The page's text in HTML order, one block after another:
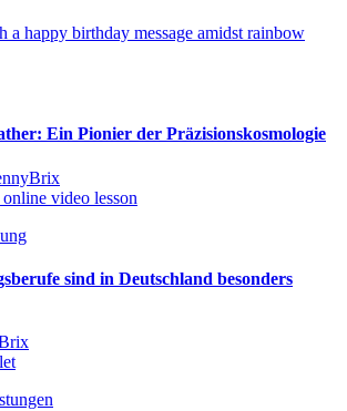
Ein Pionier der Präzisionskosmologie
sind in Deutschland besonders